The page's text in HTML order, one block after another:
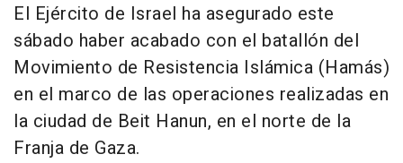
El Ejército de Israel ha asegurado este
sábado haber acabado con el batallón del
Movimiento de Resistencia Islámica (Hamás)
en el marco de las operaciones realizadas en
la ciudad de Beit Hanun, en el norte de la
Franja de Gaza.